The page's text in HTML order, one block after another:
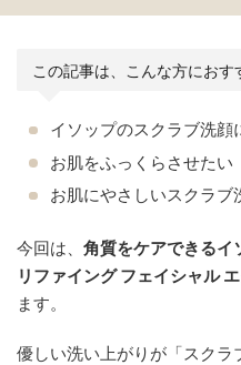
この記事は、こんな方におす
イソップのスクラブ洗顔
お肌をふっくらさせたい
お肌にやさしいスクラブ
今回は、 角質をケアできるイ
リファイング フェイシャル
ます。
優しい洗い上がりが「スクラ